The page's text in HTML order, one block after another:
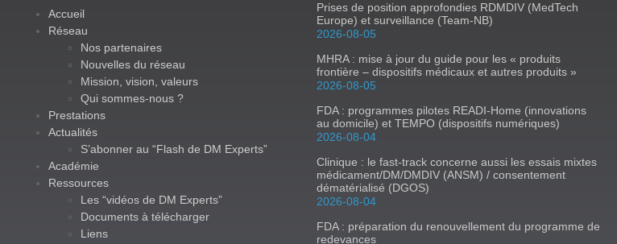
Accueil
Réseau
Nos partenaires
Nouvelles du réseau
Mission, vision, valeurs
Qui sommes-nous ?
Prestations
Actualités
S’abonner au “Flash de DM Experts”
Académie
Ressources
Les “vidéos de DM Experts”
Documents à télécharger
Liens
Prises de position approfondies RDMDIV (MedTech
Europe) et surveillance (Team-NB)
2026-08-05
MHRA : mise à jour du guide pour les « produits
frontière – dispositifs médicaux et autres produits »
2026-08-05
FDA : programmes pilotes READI-Home (innovations
au domicile) et TEMPO (dispositifs numériques)
2026-08-04
Clinique : le fast-track concerne aussi les essais mixtes
médicament/DM/DMDIV (ANSM) / consentement
dématérialisé (DGOS)
2026-08-04
FDA : préparation du renouvellement du programme de
redevances